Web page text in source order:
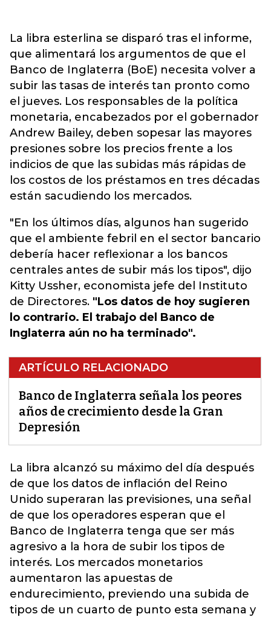
La libra esterlina se disparó tras el informe,
que alimentará los argumentos de que el
Banco de Inglaterra (BoE) necesita volver a
subir las tasas de interés tan pronto como
el jueves. Los responsables de la política
monetaria, encabezados por el gobernador
Andrew Bailey, deben sopesar las mayores
presiones sobre los precios frente a los
indicios de que las subidas más rápidas de
los costos de los préstamos en tres décadas
están sacudiendo los mercados.
"En los últimos días, algunos han sugerido
que el ambiente febril en el sector bancario
debería hacer reflexionar a los bancos
centrales antes de subir más los tipos", dijo
Kitty Ussher, economista jefe del Instituto
de Directores. "Los datos de hoy sugieren
lo contrario. El trabajo del Banco de
Inglaterra aún no ha terminado".
ARTÍCULO RELACIONADO
Banco de Inglaterra señala los peores
años de crecimiento desde la Gran
Depresión
La libra alcanzó su máximo del día después
de que los datos de inflación del Reino
Unido superaran las previsiones, una señal
de que los operadores esperan que el
Banco de Inglaterra tenga que ser más
agresivo a la hora de subir los tipos de
interés. Los mercados monetarios
aumentaron las apuestas de
endurecimiento, previendo una subida de
tipos de un cuarto de punto esta semana y